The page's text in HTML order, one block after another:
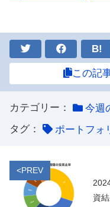
B!
この記
カテゴリー：
今週
タグ：
ポートフォ
<PREV
資